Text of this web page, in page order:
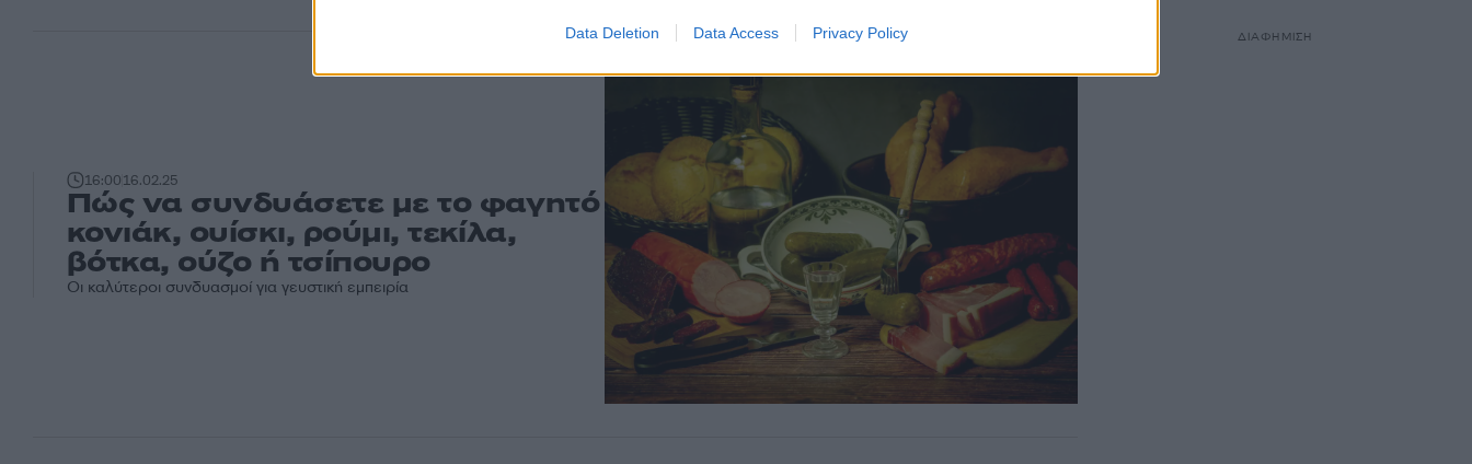
Data Deletion Data Access Privacy Policy
16:0016.02.25
Πώς να συνδυάσετε με το φαγητό
κονιάκ, ουίσκι, ρούμι, τεκίλα,
βότκα, ούζο ή τσίπουρο
Οι καλύτεροι συνδυασμοί για γευστική εμπειρία
ΔΙΑΦΗΜΙΣΗ